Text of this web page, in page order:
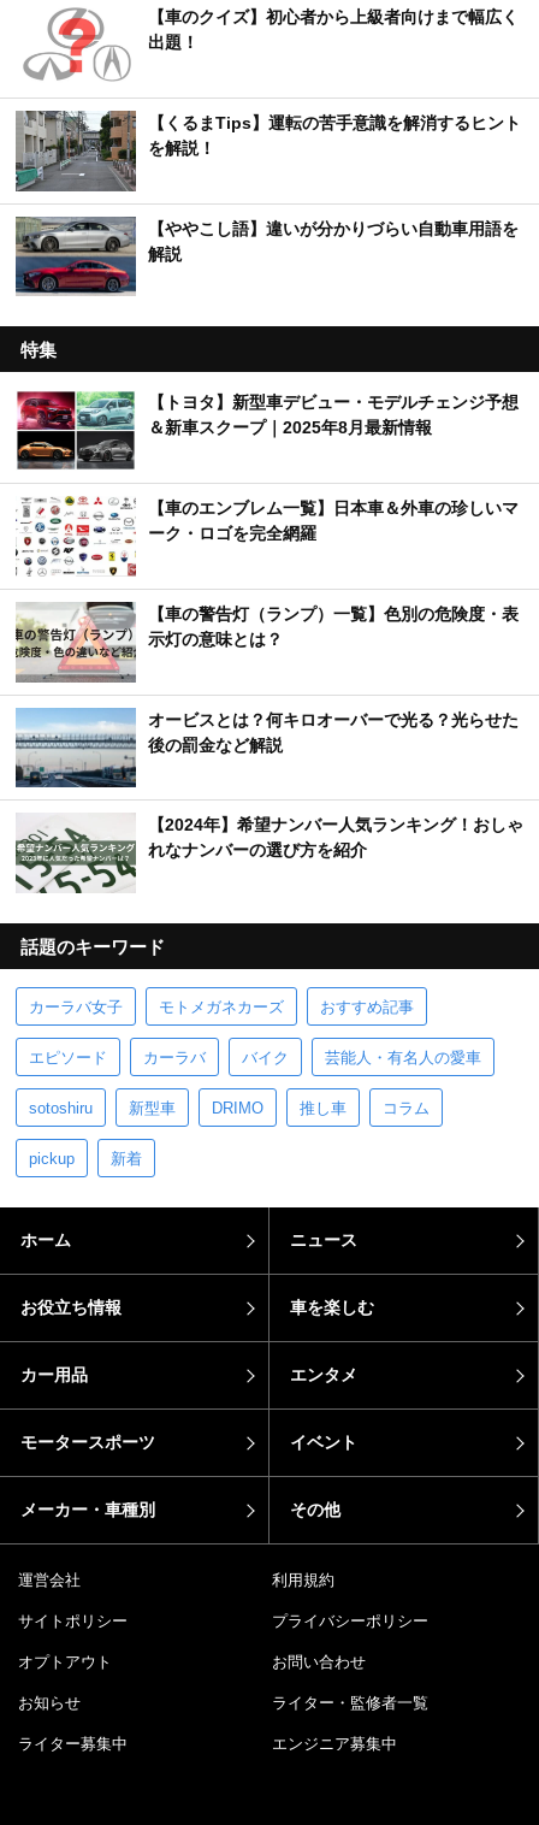
【車のクイズ】初心者から上級者向けまで幅広く
出題！
【くるまTips】運転の苦手意識を解消するヒント
を解説！
【ややこし語】違いが分かりづらい自動車用語を
解説
特集
【トヨタ】新型車デビュー・モデルチェンジ予想
＆新車スクープ｜2025年8月最新情報
【車のエンブレム一覧】日本車＆外車の珍しいマ
ーク・ロゴを完全網羅
【車の警告灯（ランプ）一覧】色別の危険度・表
示灯の意味とは？
オービスとは？何キロオーバーで光る？光らせた
後の罰金など解説
【2024年】希望ナンバー人気ランキング！おしゃ
れなナンバーの選び方を紹介
話題のキーワード
カーラバ女子 モトメガネカーズ おすすめ記事
エピソード カーラバ バイク 芸能人・有名人の愛車
sotoshiru 新型車 DRIMO 推し車 コラム
pickup 新着
ホーム ニュース
お役立ち情報 車を楽しむ
カー用品 エンタメ
モータースポーツ イベント
メーカー・車種別 その他
運営会社 利用規約
サイトポリシー プライバシーポリシー
オプトアウト お問い合わせ
お知らせ ライター・監修者一覧
ライター募集中 エンジニア募集中